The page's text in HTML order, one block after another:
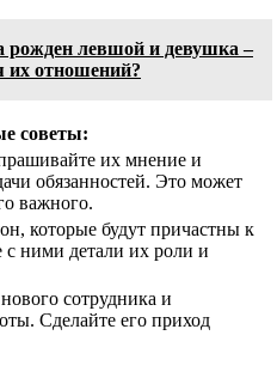
левшой и девушка –
их отношений?
советы:
их мнение и
обязанностей. Это может
важного.
которые будут причастны к
с ними детали их роли и
сотрудника и
Сделайте его приход